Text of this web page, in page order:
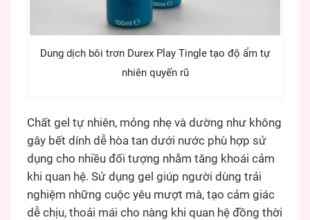
Dung dịch bôi trơn Durex Play Tingle tạo độ ẩm tự
nhiên quyến rũ
Chất gel tự nhiên, mỏng nhẹ và dường như không
gây bết dính dễ hòa tan dưới nước phù hợp sử
dụng cho nhiều đối tượng nhằm tăng khoái cảm
khi quan hệ. Sử dụng gel giúp người dùng trải
nghiệm những cuộc yêu mượt mà, tạo cảm giác
dễ chịu, thoải mái cho nàng khi quan hệ đồng thời